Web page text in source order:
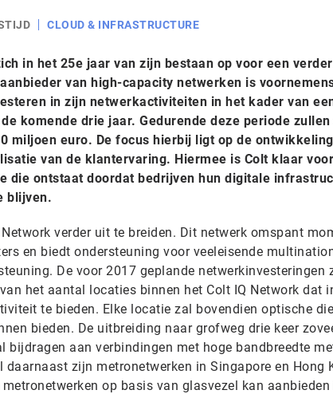
CLOUD & INFRASTRUCTURE
in het 25e jaar van zijn bestaan op voor een
van high-capacity netwerken is
in zijn netwerkactiviteiten in het kader van
komende drie jaar. Gedurende deze periode zullen
miljoen euro. De focus hierbij ligt op de
van de klantervaring. Hiermee is Colt klaar
die ontstaat doordat bedrijven hun digitale
blijven.
verder uit te breiden. Dit netwerk omspant
en biedt ondersteuning voor veeleisende
De voor 2017 geplande netwerkinvesteringen
het aantal locaties binnen het Colt IQ Network dat
te bieden. Elke locatie zal bovendien optische
bieden. De uitbreiding naar grofweg drie keer
bijdragen aan verbindingen met hoge bandbreedte
zijn metronetwerken in Singapore en Hong
op basis van glasvezel kan aanbieden